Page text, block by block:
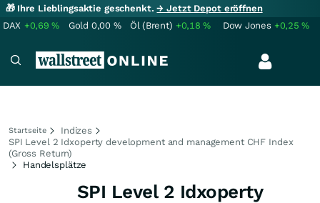
🎁 Ihre Lieblingsaktie geschenkt.→ Jetzt Depot eröffnen
DAX +0,69% Gold 0,00 % Öl (Brent) +0,18% Dow Jones +0,25%
Startseite
Indizes
SPI Level 2 Idxoperty development and management CHF Index
(Gross Return)
Handelsplätze
SPI Level 2 Idxoperty